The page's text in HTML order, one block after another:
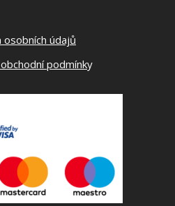
osobních údajů
podmínky